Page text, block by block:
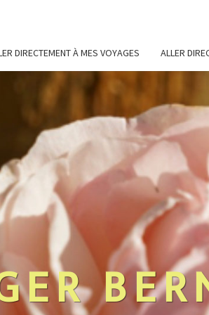
DIRECTEMENT À MES VOYAGES ALLER